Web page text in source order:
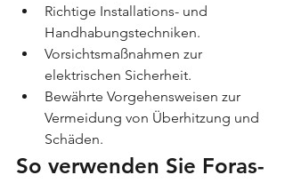
Richtige Installations- und
Handhabungstechniken.
Vorsichtsmaßnahmen zur
elektrischen Sicherheit.
Bewährte Vorgehensweisen zur
Vermeidung von Überhitzung und
Schäden.
So verwenden Sie Foras-